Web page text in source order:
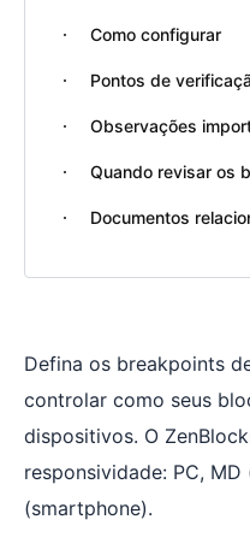
Como configurar
Pontos de
Observações
Quando revisar os
Documentos
Defina os breakpoints
controlar como seus
dispositivos. O
responsividade: PC,
(smartphone).